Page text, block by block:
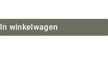
In winkelwagen